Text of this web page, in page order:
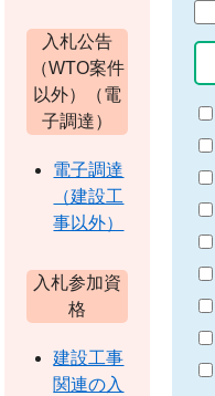
始
間
わ
り
入札公告
（WTO案件
以外）（電
子調達）
電子調達
（建設工
事以外）
入札参加資
格
建設工事
関連の入